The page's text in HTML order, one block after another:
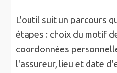
L'outil suit un parcours
étapes : choix du motif
coordonnées
l'assureur, lieu et date